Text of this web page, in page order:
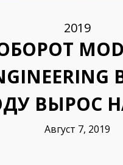
(OTO STŪRIS)!
С РОЖДЕСТВОМ И
НОВЫМ ГОДОМ!
2019
ВЫРОС
Август 7, 2019